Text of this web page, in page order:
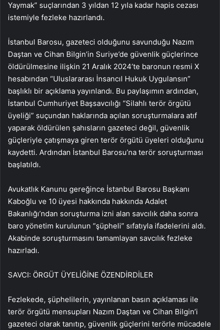
Yaymak” suçlarından 3 yıldan 12 yıla kadar hapis cezası
istemiyle fezleke hazırlandı.
İstanbul Barosu, gazeteci olduğunu savunduğu Nazım
Daştan ve Cihan Bilgin’in Suriye’de güvenlik güçlerince
öldürülmesine ilişkin 21 Aralık 2024’te baronun resmi X
hesabından “Uluslararası İnsancıl Hukuk Uygulansın”
başlıklı bir açıklama yayınlandı. Bu paylaşımın ardından,
İstanbul Cumhuriyet Başsavcılığı “Silahlı terör örgütü
üyeliği” suçundan haklarında açılan soruşturmalara atıf
yaparak öldürülen şahısların gazeteci değil, güvenlik
güçleriyle çatışmaya giren terör örgütü üyeleri olduğunu
kaydetti. Ardından İstanbul Barosu’na terör soruşturması
başlatıldı.
Avukatlık Kanunu gereğince İstanbul Barosu Başkanı
Kaboğlu ve 10 üyesi hakkında hakkında Adalet
Bakanlığı’ndan soruşturma izni alan savcılık daha sonra
baro yönetim kurulunun “şüpheli” sıfatıyla ifadelerini aldı.
Akabinde soruşturmasını tamamlayan savcılık fezleke
hazırladı.
SAVCI: ÖRGÜT ÜYELİĞİNE ÖZENDİRDİLER
Fezlekede, şüphelilerin, yayınlanan basın açıklaması ile
terör örgütü mensupları Nazım Daştan ve Cihan Bilgin’i
gazeteci olarak tanıtıp, güvenlik güçlerini terörle mücadele